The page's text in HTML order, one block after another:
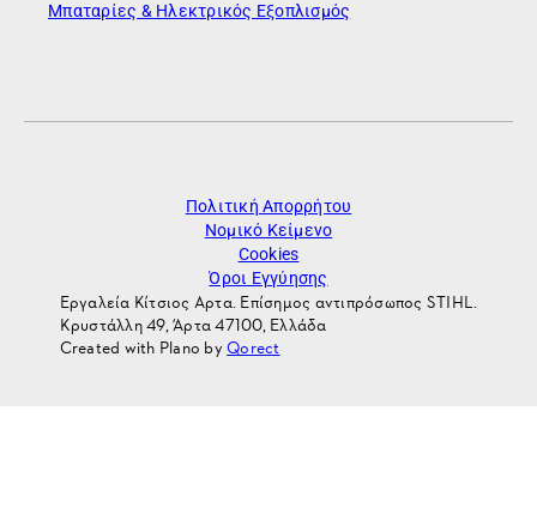
Μπαταρίες & Ηλεκτρικός Εξοπλισμός
Πολιτική Απορρήτου
Νομικό Κείμενο
Cookies
Όροι Εγγύησης
Εργαλεία Κίτσιος Αρτα. Επίσημος αντιπρόσωπος STIHL.
Κρυστάλλη 49, Άρτα 47100, Ελλάδα
Created with Plano byQorect